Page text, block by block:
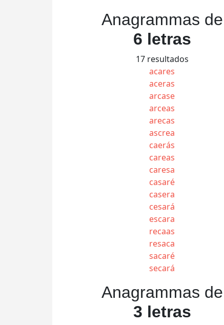
Anagrammas de
6 letras
17 resultados
acares
aceras
arcase
arceas
arecas
ascrea
caerás
careas
caresa
casaré
casera
cesará
escara
recaas
resaca
sacaré
secará
Anagrammas de
3 letras